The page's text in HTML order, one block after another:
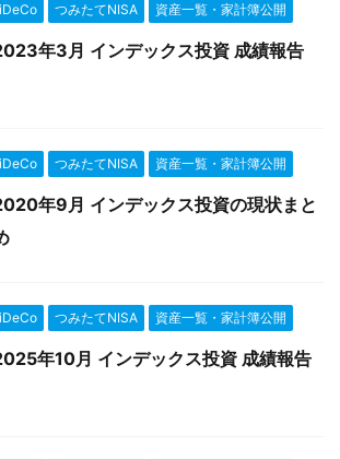
iDeCo つみたてNISA 資産一覧・家計簿公開
年3月 インデックス投資 成績報告
iDeCo つみたてNISA 資産一覧・家計簿公開
年9月 インデックス投資の現状まと
iDeCo つみたてNISA 資産一覧・家計簿公開
年10月 インデックス投資 成績報告